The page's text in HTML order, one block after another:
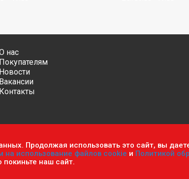
нас
Покупателям
Новости
Вакансии
Контакты
характер и ни при каких условиях не
персональных данных Пользовательское
Продолжая использовать это сайт, вы
на использование файлов cookie и Политикой
покиньте наш сайт.